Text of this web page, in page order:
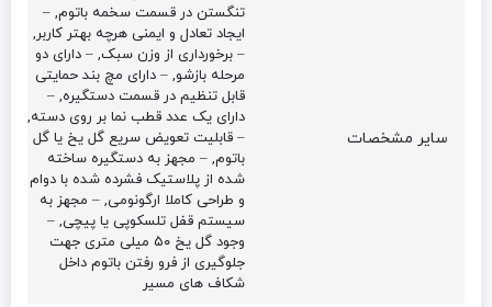
سایر مشخصات
تنگستن در قسمت سخمه باتوم, –
ایجاد تعادل و ایمنی هرچه بهتر کاربر,
– برخورداری از وزن سبک, – دارای دو
مرحله بازشو, – دارای مچ بند حمایتی
قابل تنظیم در قسمت دستگیره, –
دارای یک عدد قطب نما بر روی دسته,
– قابلیت تعویض سریع گل یخ یا گل
باتوم, – مجهز به دستگیره ساخته
شده از پلاستیک فشرده شده با دوام
و طراحی کاملا ارگونومی, – مجهز به
سیستم قفل تلسکوپی یا پیچی, –
وجود گل یخ ۵۰ میلی متری جهت
جلوگیری از فرو رفتن باتوم داخل
شکاف های مسیر